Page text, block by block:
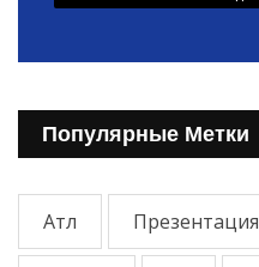
Популярные Метки
Атл Презентация